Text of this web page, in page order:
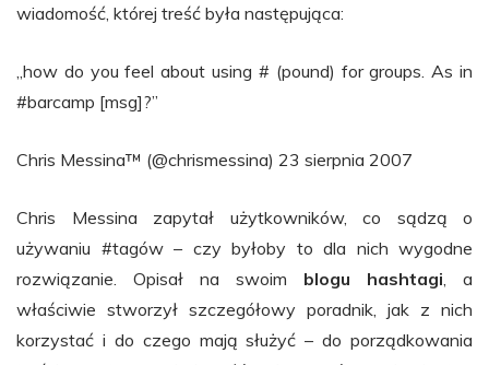
wiadomość, której treść była następująca:
„how do you feel about using # (pound) for groups. As in
#barcamp [msg]?”
Chris Messina™ (@chrismessina) 23 sierpnia 2007
Chris Messina zapytał użytkowników, co sądzą o
używaniu #tagów – czy byłoby to dla nich wygodne
rozwiązanie. Opisał na swoim blogu hashtagi , a
właściwie stworzył szczegółowy poradnik, jak z nich
korzystać i do czego mają służyć – do porządkowania